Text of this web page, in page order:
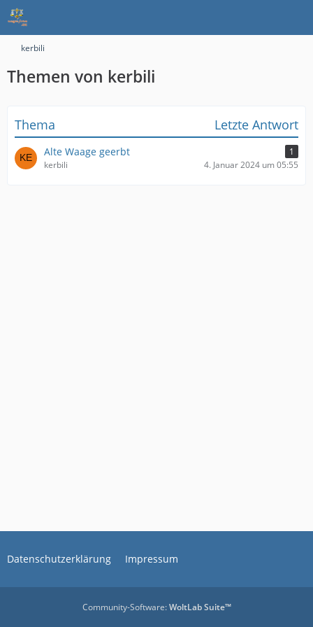
kerbili
Themen von kerbili
Thema Letzte Antwort
Alte Waage geerbt
1
kerbili
4. Januar 2024 um 05:55
Datenschutzerklärung Impressum
Community-Software:WoltLab Suite™